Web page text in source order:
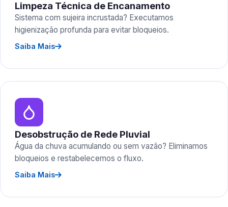
Limpeza Técnica de Encanamento
Sistema com sujeira incrustada? Executamos
higienização profunda para evitar bloqueios.
Saiba Mais
Desobstrução de Rede Pluvial
Água da chuva acumulando ou sem vazão? Eliminamos
bloqueios e restabelecemos o fluxo.
Saiba Mais